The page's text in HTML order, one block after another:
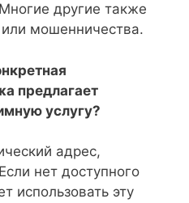
другие также
мошенничества.
предлагает
услугу?
адрес,
нет доступного
использовать эту